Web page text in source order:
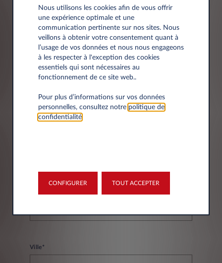
Société*
Siret
Ville*
Nous utilisons les cookies afin de vous offrir
une expérience optimale et une
communication pertinente sur nos sites. Nous
veillons à obtenir votre consentement quant à
l’usage de vos données et nous nous engageons
à les respecter à l'exception des cookies
essentiels qui sont nécessaires au
fonctionnement de ce site web..
Pour plus d’informations sur vos données
personnelles, consultez notre politique de
confidentialité.
CONFIGURER TOUT ACCEPTER